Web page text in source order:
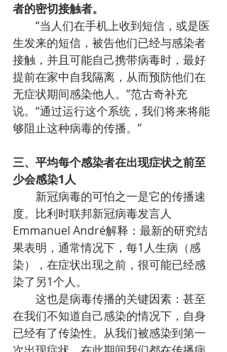
者的密切接触者。
“当人们在手机上收到短信，或是医
生发来的短信，被告他们已经与感染者
接触，并且可能自己携带病毒时，最好
提前在家中自我隔离，从而预防他们在
无症状期间感染他人。”范古奇补充
说。“通过运行这个系统，我们将来将能
够阻止这种病毒的传播。”
三、平均每个感染者在出现症状之前至
少会感染1人
新冠病毒的可怕之一是它的传播速
度。比利时联邦新冠病毒发言人
Emmanuel André解释：最新的研究结
果表明，通常情况下，每1人生病（感
染），在症状出现之前，很可能已经感
染了另1个人。
这也是病毒传播的关键因素：甚至
在我们不知道自己感染的情况下，自身
已经有了传染性。从我们被感染到第一